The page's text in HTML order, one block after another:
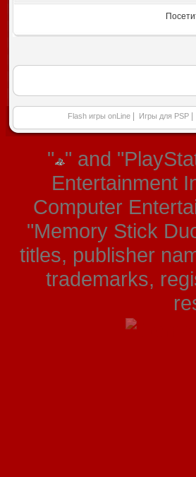
Flash игры onLine Игры для PSP
" " and
Entertainment
Computer
"Memory Stick
titles, publisher
trademarks,